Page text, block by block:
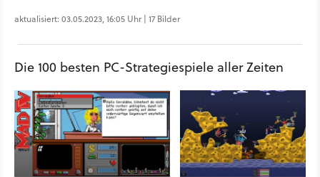
aktualisiert: 03.05.2023, 16:05 Uhr | 17 Bilder
Die 100 besten PC-Strategiespiele aller Zeiten